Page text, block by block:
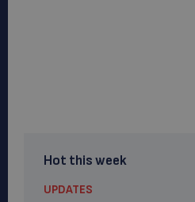
Hot this week
UPDATES